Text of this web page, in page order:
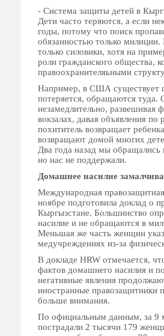
- Система защиты детей в
Дети часто теряются, а если
годы, потому что поиск
обязанностью только
только силовики, хотя на
роли гражданского общества,
правоохранителяьными
Например, в США существует
потеряется, обращаются туда.
незамедлительно, развешивая
вокзалах, давая объявления
похититель возвращает
возвращают домой многих
Два года назад мы обращались
но нас не поддержали.
Домашнее насилие
Международная
ноябре подготовила доклад о
Кыргызстане. Большинство
насилие и не обращаются в
Меньшая же часть женщин
медучреждениях из-за
В докладе HRW отмечается,
фактов домашнего насилия и
негативные явления
иностранные правозащитники
больше внимания.
По официальным данным, за 9
пострадали 2 тысячи 179